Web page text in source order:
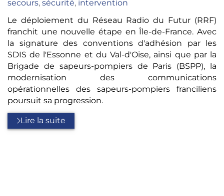
secours, sécurité, intervention
Le déploiement du Réseau Radio du Futur (RRF)
franchit une nouvelle étape en Île-de-France. Avec
la signature des conventions d'adhésion par les
SDIS de l'Essonne et du Val-d'Oise, ainsi que par la
Brigade de sapeurs-pompiers de Paris (BSPP), la
modernisation des communications
opérationnelles des sapeurs-pompiers franciliens
poursuit sa progression.
Lire la suite